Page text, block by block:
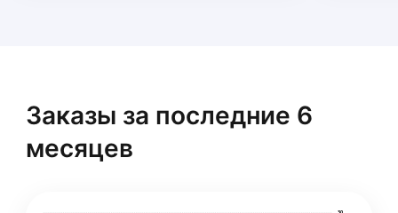
Заказы за последние 6
месяцев